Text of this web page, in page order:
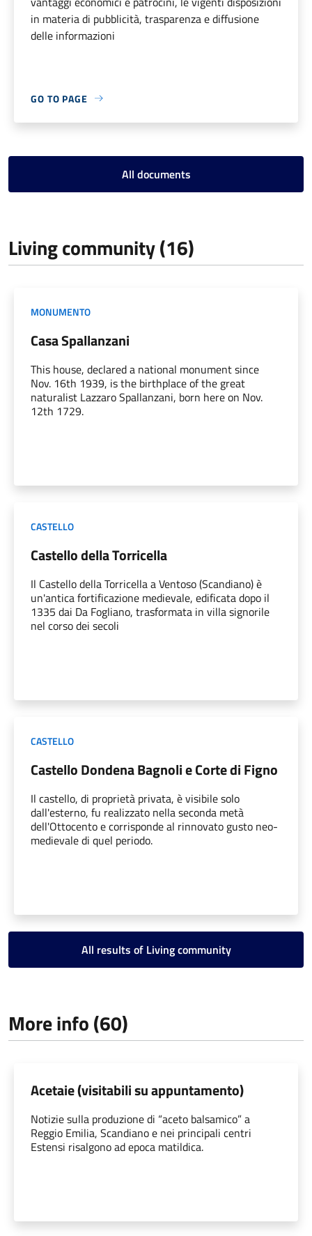
in materia di pubblicità, trasparenza e diffusione
delle informazioni
GO TO PAGE
All documents
Living community (16)
MONUMENTO
Casa Spallanzani
This house, declared a national monument since
Nov. 16th 1939, is the birthplace of the great
naturalist Lazzaro Spallanzani, born here on Nov.
12th 1729.
CASTELLO
Castello della Torricella
Il Castello della Torricella a Ventoso (Scandiano) è
un'antica fortificazione medievale, edificata dopo il
1335 dai Da Fogliano, trasformata in villa signorile
nel corso dei secoli
CASTELLO
Castello Dondena Bagnoli e Corte di Figno
Il castello, di proprietà privata, è visibile solo
dall'esterno, fu realizzato nella seconda metà
dell'Ottocento e corrisponde al rinnovato gusto neo-
medievale di quel periodo.
All results of Living community
More info (60)
Acetaie (visitabili su appuntamento)
Notizie sulla produzione di “aceto balsamico” a
Reggio Emilia, Scandiano e nei principali centri
Estensi risalgono ad epoca matildica.